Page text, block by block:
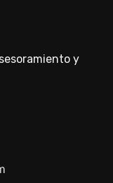
y